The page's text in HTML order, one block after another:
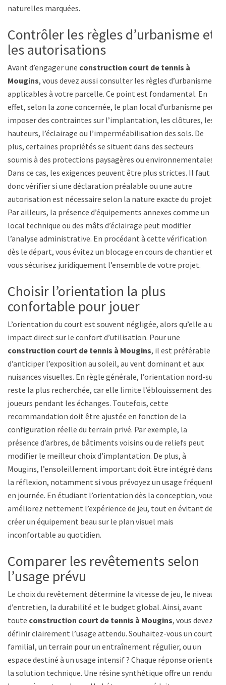
naturelles marquées.
Contrôler les règles d’urbanisme et
les autorisations
Avant d’engager une construction court de tennis à
Mougins, vous devez aussi consulter les règles d’urbanisme
applicables à votre parcelle. Ce point est fondamental. En
effet, selon la zone concernée, le plan local d’urbanisme peut
imposer des contraintes sur l’implantation, les clôtures, les
hauteurs, l’éclairage ou l’imperméabilisation des sols. De
plus, certaines propriétés se situent dans des secteurs
soumis à des protections paysagères ou environnementales.
Dans ce cas, les exigences peuvent être plus strictes. Il faut
donc vérifier si une déclaration préalable ou une autre
autorisation est nécessaire selon la nature exacte du projet.
Par ailleurs, la présence d’équipements annexes comme un
local technique ou des mâts d’éclairage peut modifier
l’analyse administrative. En procédant à cette vérification
dès le départ, vous évitez un blocage en cours de chantier et
vous sécurisez juridiquement l’ensemble de votre projet.
Choisir l’orientation la plus
confortable pour jouer
L’orientation du court est souvent négligée, alors qu’elle a un
impact direct sur le confort d’utilisation. Pour une
construction court de tennis à Mougins, il est préférable
d’anticiper l’exposition au soleil, au vent dominant et aux
nuisances visuelles. En règle générale, l’orientation nord-sud
reste la plus recherchée, car elle limite l’éblouissement des
joueurs pendant les échanges. Toutefois, cette
recommandation doit être ajustée en fonction de la
configuration réelle du terrain privé. Par exemple, la
présence d’arbres, de bâtiments voisins ou de reliefs peut
modifier le meilleur choix d’implantation. De plus, à
Mougins, l’ensoleillement important doit être intégré dans
la réflexion, notamment si vous prévoyez un usage fréquent
en journée. En étudiant l’orientation dès la conception, vous
améliorez nettement l’expérience de jeu, tout en évitant de
créer un équipement beau sur le plan visuel mais
inconfortable au quotidien.
Comparer les revêtements selon
l’usage prévu
Le choix du revêtement détermine la vitesse de jeu, le niveau
d’entretien, la durabilité et le budget global. Ainsi, avant
toute construction court de tennis à Mougins, vous devez
définir clairement l’usage attendu. Souhaitez-vous un court
familial, un terrain pour un entraînement régulier, ou un
espace destiné à un usage intensif ? Chaque réponse oriente
la solution technique. Une résine synthétique offre un rendu